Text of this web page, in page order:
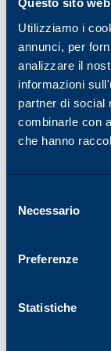
Questo sito
Utilizziamo i
annunci, per
analizzare il
informazioni
partner di social
combinarle con
che hanno
delNecessario
Preferenze
Statistiche
possono
durata di
contaminanti
superficie
causare il
tungsteno,
punti caldi
eccesso di
problemi di
lampade
protettiva o